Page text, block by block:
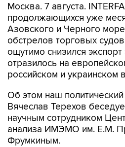
Москва. 7 августа.
продолжающихся уже
Азовского и Черного
обстрелов торговых
ощутимо снизился экспорт
отразилось на
российском и украинском
Об этом наш
Вячеслав Терехов
научным сотрудником
анализа ИМЭМО им. Е.М.
Фрумкиным.